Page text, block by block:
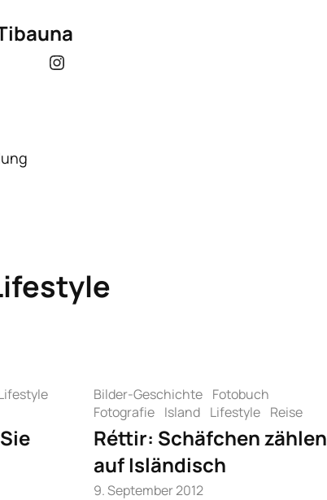
Instagram
Bilder-Geschichte Fotobuch
Fotografie Island Lifestyle Reise
Réttir: Schäfchen zählen
auf Isländisch
9. September 2012